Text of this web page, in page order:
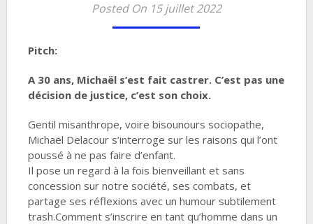
Posted On 15 juillet 2022
Pitch:
A 30 ans, Michaël s’est fait castrer. C’est pas une
décision de justice, c’est son choix.
Gentil misanthrope, voire bisounours sociopathe,
Michaël Delacour s’interroge sur les raisons qui l’ont
poussé à ne pas faire d’enfant.
Il pose un regard à la fois bienveillant et sans
concession sur notre société, ses combats, et
partage ses réflexions avec un humour subtilement
trash.Comment s’inscrire en tant qu’homme dans un